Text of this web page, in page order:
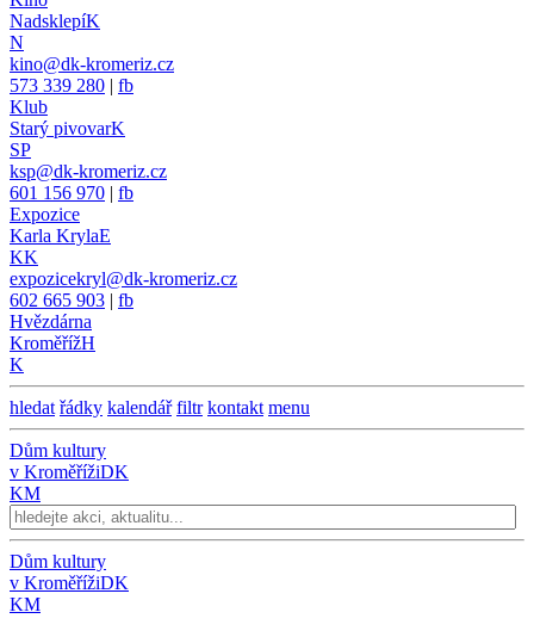
NadsklepíK
N
kino@dk-kromeriz.cz
573 339 280 | fb
Klub
Starý pivovarK
SP
ksp@dk-kromeriz.cz
601 156 970 | fb
Expozice
Karla KrylaE
KK
expozicekryl@dk-kromeriz.cz
602 665 903 | fb
Hvězdárna
KroměřížH
K
hledat řádky kalendář filtr kontakt menu
Dům kultury
v KroměřížiDK
KM
Dům kultury
v KroměřížiDK
KM